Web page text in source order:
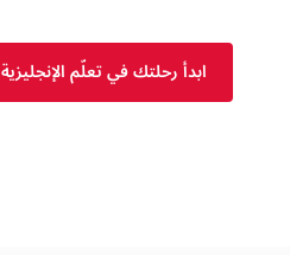
ابدأ رحلتك في تعلّم الإنجليزية